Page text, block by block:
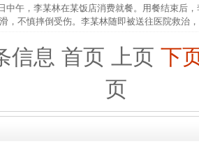
午，李某林在某饭店消费就餐。用餐结束后，
，不慎摔倒受伤。李某林随即被送往医院救治
信息 首页 上页 下
页
药下症？